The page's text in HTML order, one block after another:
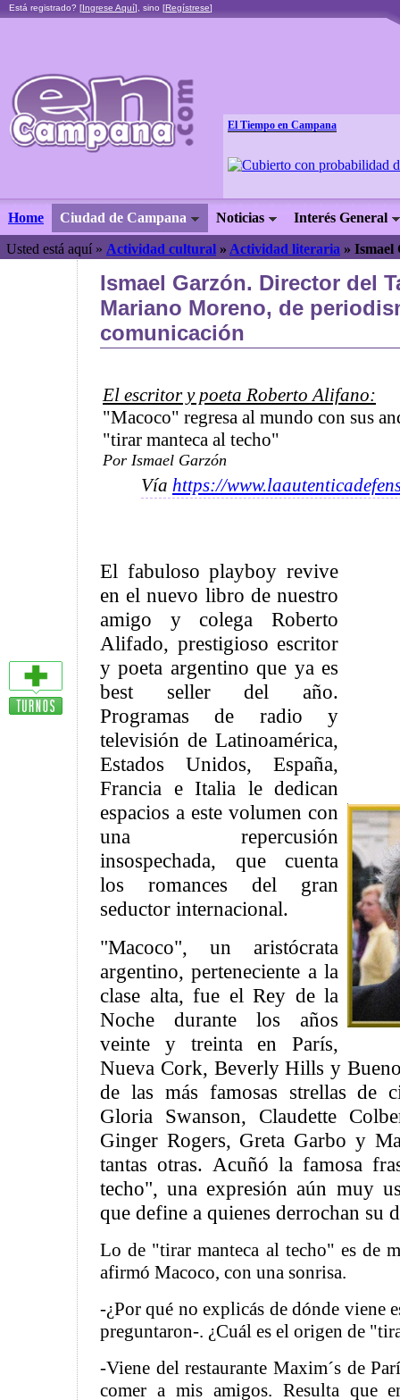
Está registrado? [Ingrese Aquí], sino [Regístrese]
El Tiempo en Campana
Home Ciudad de Campana Noticias Interés General
Usted está aquí » Actividad cultural » Actividad literaria »
Ismael Garzón. Director del
Mariano Moreno, de
comunicación
El escritor y poeta Roberto Alifano:
"Macoco" regresa al mundo con sus
"tirar manteca al techo"
Por Ismael Garzón
Vía https://
El fabuloso playboy revive
en el nuevo libro de nuestro
amigo y colega Roberto
Alifado, prestigioso escritor
y poeta argentino que ya es
best seller del año.
Programas de radio y
televisión de Latinoamérica,
Estados Unidos, España,
Francia e Italia le dedican
espacios a este volumen con
una repercusión
insospechada, que cuenta
los romances del gran
seductor internacional.
"Macoco", un aristócrata
argentino, perteneciente a la
clase alta, fue el Rey de la
Noche durante los años
veinte y treinta en París,
Nueva Cork, Beverly Hills y
de las más famosas strellas de
Gloria Swanson, Claudette
Ginger Rogers, Greta Garbo y
tantas otras. Acuñó la famosa
techo", una expresión aún muy
que define a quienes derrochan su
Lo de "tirar manteca al techo" es de
afirmó Macoco, con una sonrisa.
-¿Por qué no explicás de dónde viene
preguntaron-. ¿Cuál es el origen de
-Viene del restaurante Maxim´s de
comer a mis amigos. Resulta que